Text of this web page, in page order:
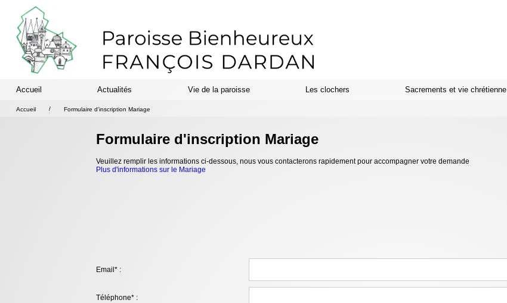
Accueil Actualités Vie de la paroisse Les clochers Sacrements et vie chrétienne
Accueil / Formulaire d'inscription Mariage
Formulaire d'inscription Mariage
Veuillez remplir les informations ci-dessous, nous vous contacterons rapidement pour accompagner votre demande
Plus d'informations sur le Mariage
Email* :
Téléphone* :